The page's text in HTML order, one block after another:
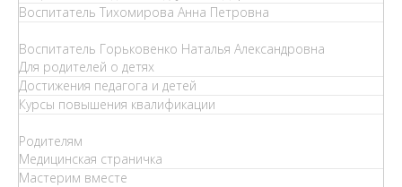
Воспитатель Тихомирова Анна Петровна
Воспитатель Горьковенко Наталья Александровна
Для родителей о детях
Достижения педагога и детей
Курсы повышения квалификации
Родителям
Медицинская страничка
Мастерим вместе